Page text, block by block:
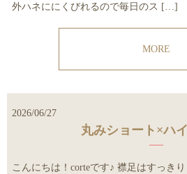
外ハネににくびれるので毎日のス […]
MORE
2026/06/27
丸みショート×ハ
こんにちは！corteです♪ 襟足はすっき